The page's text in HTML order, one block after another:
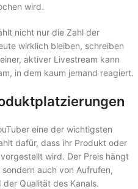
wird.
nicht nur die Zahl der
wirklich bleiben, schreiben
aktiver Livestream kann
in dem kaum jemand reagiert.
eine der wichtigsten
dafür, dass ihr Produkt oder
wird. Der Preis hängt
auch von Aufrufen,
Qualität des Kanals.